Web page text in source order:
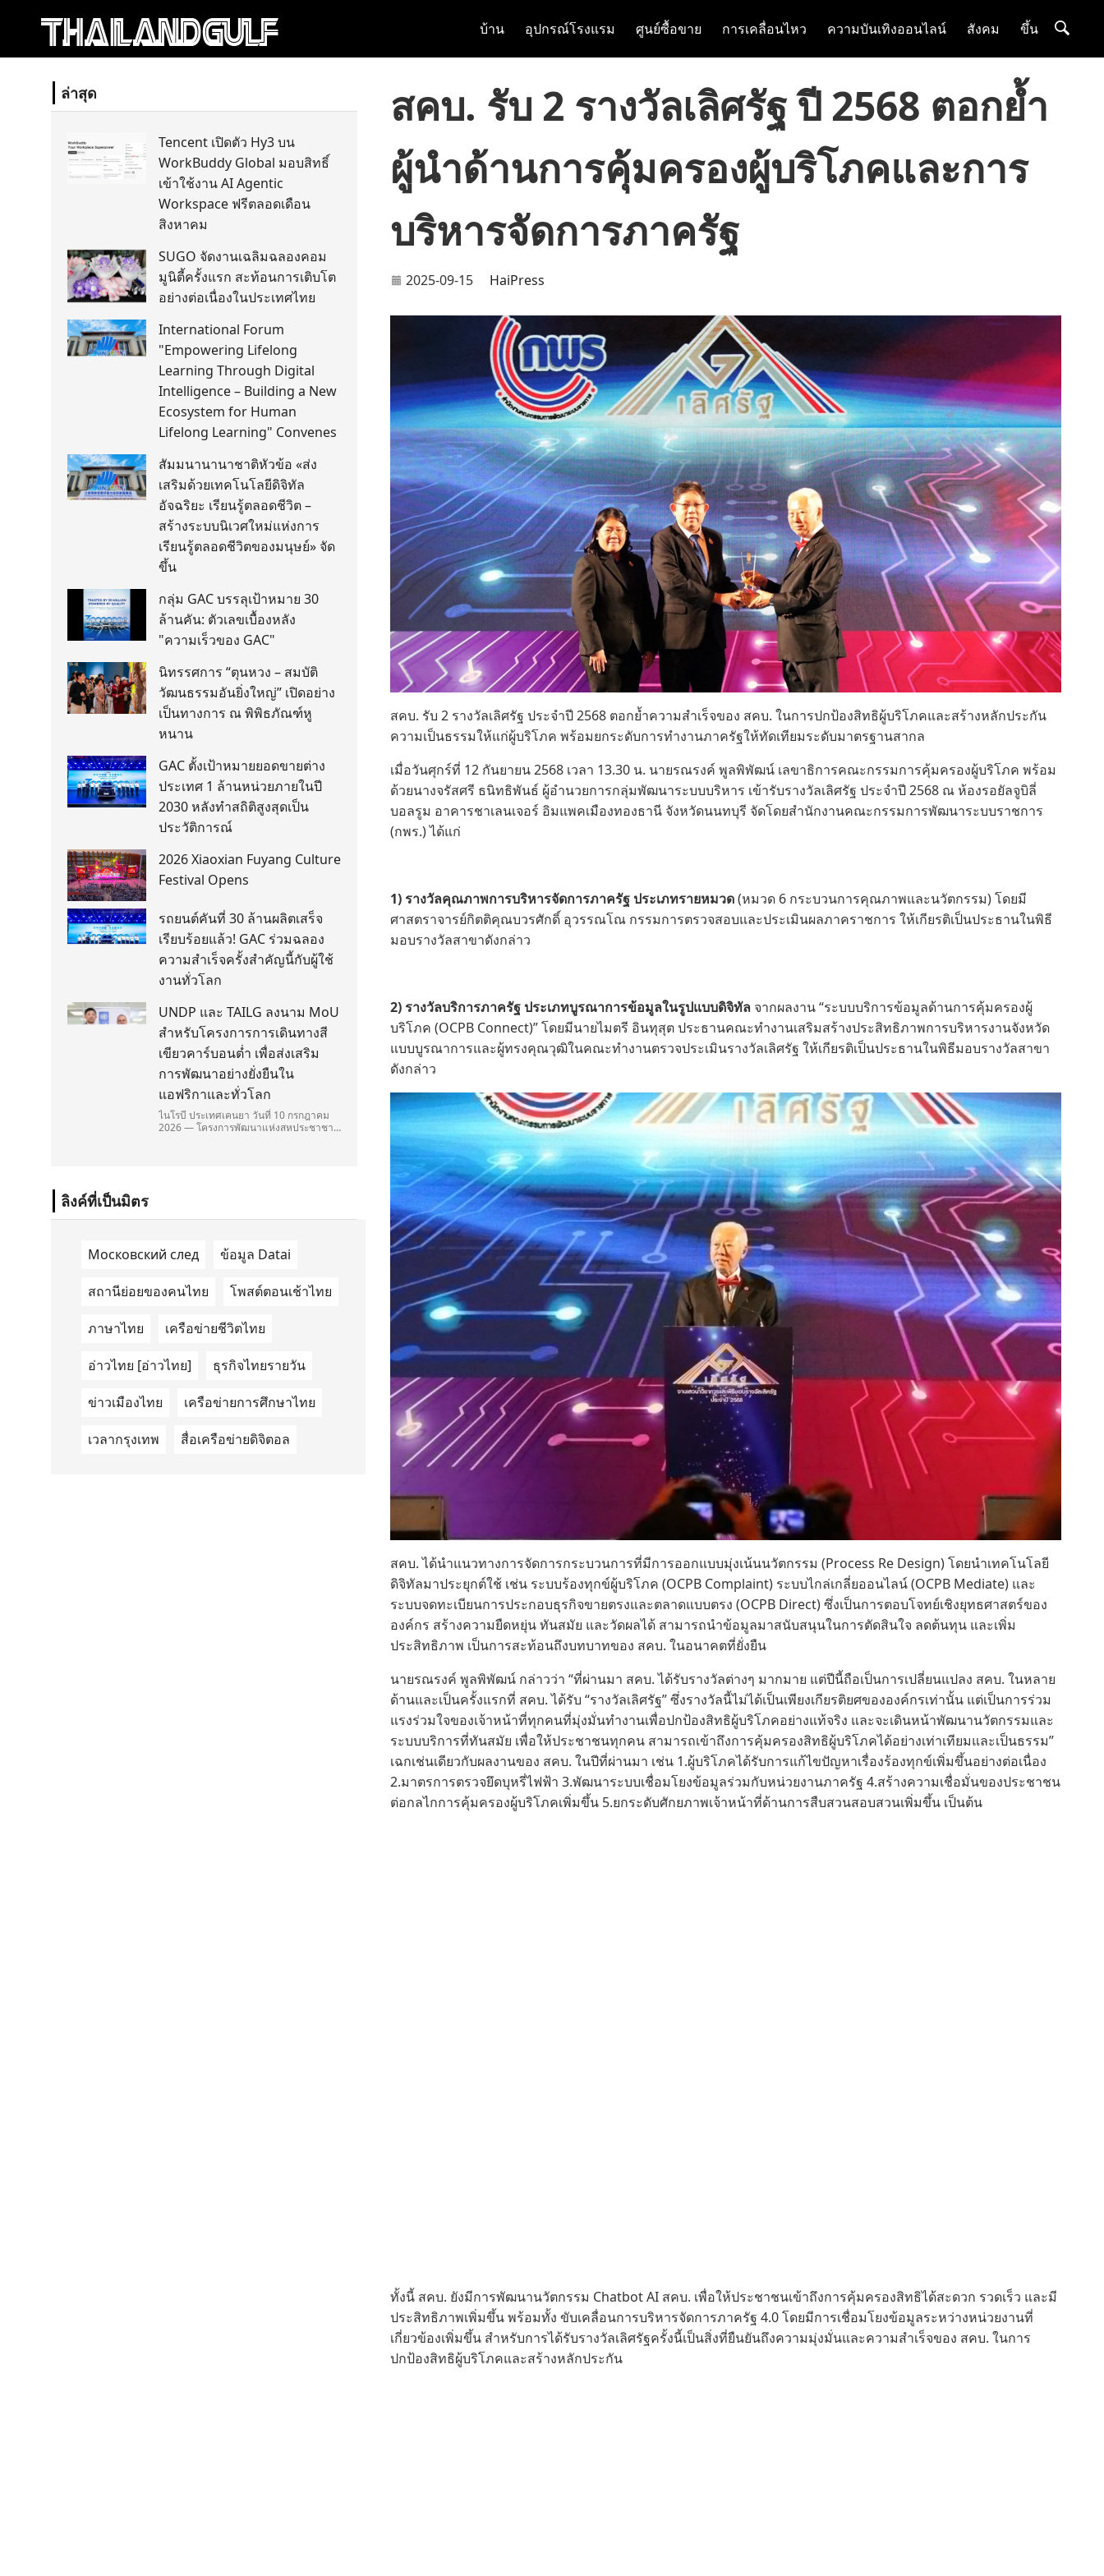
บ้าน อุปกรณ์โรงแรม ศูนย์ซื้อขาย การเคลื่อนไหว ความบันเทิงออนไลน์ สังคม ขึ้น
ล่าสุด
Tencent เปิดตัว Hy3 บน
WorkBuddy Global มอบสิทธิ์
เข้าใช้งาน AI Agentic
Workspace ฟรีตลอดเดือน
สิงหาคม
SUGO จัดงานเฉลิมฉลองคอม
มูนิตี้ครั้งแรก สะท้อนการเติบโต
อย่างต่อเนื่องในประเทศไทย
International Forum
"Empowering Lifelong
Learning Through Digital
Intelligence – Building a New
Ecosystem for Human
Lifelong Learning" Convenes
สัมมนานานาชาติหัวข้อ «ส่ง
เสริมด้วยเทคโนโลยีดิจิทัล
อัจฉริยะ เรียนรู้ตลอดชีวิต –
สร้างระบบนิเวศใหม่แห่งการ
เรียนรู้ตลอดชีวิตของมนุษย์» จัด
ขึ้น
กลุ่ม GAC บรรลุเป้าหมาย 30
ล้านคัน: ตัวเลขเบื้องหลัง
"ความเร็วของ GAC"
นิทรรศการ “ตุนหวง – สมบัติ
วัฒนธรรมอันยิ่งใหญ่” เปิดอย่าง
เป็นทางการ ณ พิพิธภัณฑ์หู
หนาน
GAC ตั้งเป้าหมายยอดขายต่าง
ประเทศ 1 ล้านหน่วยภายในปี
2030 หลังทำสถิติสูงสุดเป็น
ประวัติการณ์
2026 Xiaoxian Fuyang Culture
Festival Opens
รถยนต์คันที่ 30 ล้านผลิตเสร็จ
เรียบร้อยแล้ว! GAC ร่วมฉลอง
ความสำเร็จครั้งสำคัญนี้กับผู้ใช้
งานทั่วโลก
UNDP และ TAILG ลงนาม MoU
สำหรับโครงการการเดินทางสี
เขียวคาร์บอนต่ำ เพื่อส่งเสริม
การพัฒนาอย่างยั่งยืนใน
แอฟริกาและทั่วโลก
ไนโรบี ประเทศเคนยา วันที่ 10 กรกฎาคม
2026 — โครงการพัฒนาแห่งสหประชาชาติ
ลิงค์ที่เป็นมิตร
Московский след ข้อมูล Datai
สถานีย่อยของคนไทย โพสต์ตอนเช้าไทย
ภาษาไทย เครือข่ายชีวิตไทย
อ่าวไทย [อ่าวไทย] ธุรกิจไทยรายวัน
ข่าวเมืองไทย เครือข่ายการศึกษาไทย
เวลากรุงเทพ สื่อเครือข่ายดิจิตอล
สคบ. รับ 2 รางวัลเลิศรัฐ ปี 2568 ตอกย้ำ
ผู้นำด้านการคุ้มครองผู้บริโภคและการ
บริหารจัดการภาครัฐ
2025-09-15 HaiPress
สคบ. รับ 2 รางวัลเลิศรัฐ ประจำปี 2568 ตอกย้ำความสำเร็จของ สคบ. ในการปกป้องสิทธิผู้บริโภคและสร้างหลักประกัน
ความเป็นธรรมให้แก่ผู้บริโภค พร้อมยกระดับการทำงานภาครัฐให้ทัดเทียมระดับมาตรฐานสากล
เมื่อวันศุกร์ที่ 12 กันยายน 2568 เวลา 13.30 น. นายรณรงค์ พูลพิพัฒน์ เลขาธิการคณะกรรมการคุ้มครองผู้บริโภค พร้อม
ด้วยนางจรัสศรี ธนิทธิพันธ์ ผู้อำนวยการกลุ่มพัฒนาระบบบริหาร เข้ารับรางวัลเลิศรัฐ ประจำปี 2568 ณ ห้องรอยัลจูบิลี่
บอลรูม อาคารชาเลนเจอร์ อิมแพคเมืองทองธานี จังหวัดนนทบุรี จัดโดยสำนักงานคณะกรรมการพัฒนาระบบราชการ
(กพร.) ได้แก่
1) รางวัลคุณภาพการบริหารจัดการภาครัฐ ประเภทรายหมวด(หมวด 6 กระบวนการคุณภาพและนวัตกรรม) โดยมี
ศาสตราจารย์กิตติคุณบวรศักดิ์ อุวรรณโณ กรรมการตรวจสอบและประเมินผลภาคราชการ ให้เกียรติเป็นประธานในพิธี
มอบรางวัลสาขาดังกล่าว
2) รางวัลบริการภาครัฐ ประเภทบูรณาการข้อมูลในรูปแบบดิจิทัล จากผลงาน “ระบบบริการข้อมูลด้านการคุ้มครองผู้
บริโภค (OCPB Connect)” โดยมีนายไมตรี อินทุสุต ประธานคณะทำงานเสริมสร้างประสิทธิภาพการบริหารงานจังหวัด
แบบบูรณาการและผู้ทรงคุณวุฒิในคณะทำงานตรวจประเมินรางวัลเลิศรัฐ ให้เกียรติเป็นประธานในพิธีมอบรางวัลสาขา
ดังกล่าว
สคบ. ได้นำแนวทางการจัดการกระบวนการที่มีการออกแบบมุ่งเน้นนวัตกรรม (Process Re Design) โดยนำเทคโนโลยี
ดิจิทัลมาประยุกต์ใช้ เช่น ระบบร้องทุกข์ผู้บริโภค (OCPB Complaint) ระบบไกล่เกลี่ยออนไลน์ (OCPB Mediate) และ
ระบบจดทะเบียนการประกอบธุรกิจขายตรงและตลาดแบบตรง (OCPB Direct) ซึ่งเป็นการตอบโจทย์เชิงยุทธศาสตร์ของ
องค์กร สร้างความยืดหยุ่น ทันสมัย และวัดผลได้ สามารถนำข้อมูลมาสนับสนุนในการตัดสินใจ ลดต้นทุน และเพิ่ม
ประสิทธิภาพ เป็นการสะท้อนถึงบทบาทของ สคบ. ในอนาคตที่ยั่งยืน
นายรณรงค์ พูลพิพัฒน์ กล่าวว่า “ที่ผ่านมา สคบ. ได้รับรางวัลต่างๆ มากมาย แต่ปีนี้ถือเป็นการเปลี่ยนแปลง สคบ. ในหลาย
ด้านและเป็นครั้งแรกที่ สคบ. ได้รับ “รางวัลเลิศรัฐ” ซึ่งรางวัลนี้ไม่ได้เป็นเพียงเกียรติยศขององค์กรเท่านั้น แต่เป็นการร่วม
แรงร่วมใจของเจ้าหน้าที่ทุกคนที่มุ่งมั่นทำงานเพื่อปกป้องสิทธิผู้บริโภคอย่างแท้จริง และจะเดินหน้าพัฒนานวัตกรรมและ
ระบบบริการที่ทันสมัย เพื่อให้ประชาชนทุกคน สามารถเข้าถึงการคุ้มครองสิทธิผู้บริโภคได้อย่างเท่าเทียมและเป็นธรรม”
เฉกเช่นเดียวกับผลงานของ สคบ. ในปีที่ผ่านมา เช่น 1.ผู้บริโภคได้รับการแก้ไขปัญหาเรื่องร้องทุกข์เพิ่มขึ้นอย่างต่อเนื่อง
2.มาตรการตรวจยึดบุหรี่ไฟฟ้า 3.พัฒนาระบบเชื่อมโยงข้อมูลร่วมกับหน่วยงานภาครัฐ 4.สร้างความเชื่อมั่นของประชาชน
ต่อกลไกการคุ้มครองผู้บริโภคเพิ่มขึ้น 5.ยกระดับศักยภาพเจ้าหน้าที่ด้านการสืบสวนสอบสวนเพิ่มขึ้น เป็นต้น
ทั้งนี้ สคบ. ยังมีการพัฒนานวัตกรรม Chatbot AI สคบ. เพื่อให้ประชาชนเข้าถึงการคุ้มครองสิทธิได้สะดวก รวดเร็ว และมี
ประสิทธิภาพเพิ่มขึ้น พร้อมทั้ง ขับเคลื่อนการบริหารจัดการภาครัฐ 4.0 โดยมีการเชื่อมโยงข้อมูลระหว่างหน่วยงานที่
เกี่ยวข้องเพิ่มขึ้น สำหรับการได้รับรางวัลเลิศรัฐครั้งนี้เป็นสิ่งที่ยืนยันถึงความมุ่งมั่นและความสำเร็จของ สคบ. ในการ
ปกป้องสิทธิผู้บริโภคและสร้างหลักประกัน